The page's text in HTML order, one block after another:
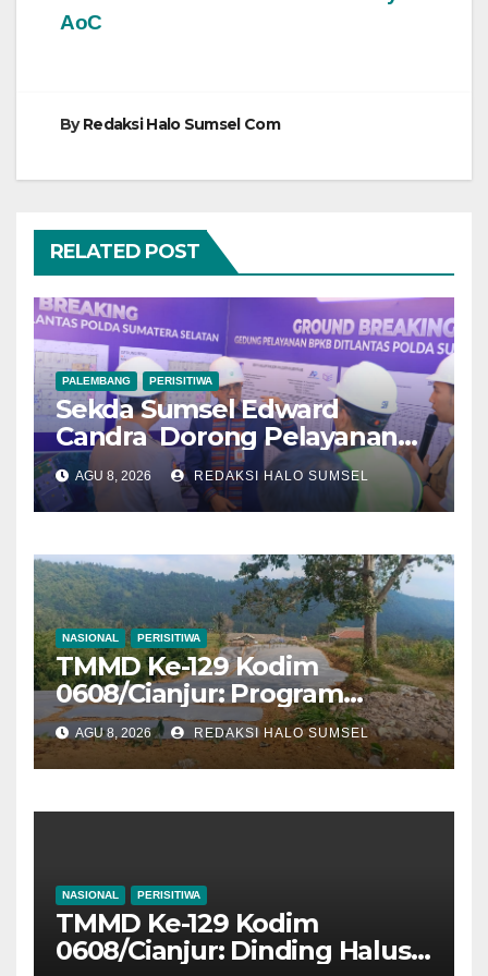
AoC
ByRedaksi Halo Sumsel Com
RELATED POST
PALEMBANG PERISITIWA
Sekda Sumsel Edward
Candra Dorong Pelayanan
Masyarakat Makin Modern
AGU 8, 2026 REDAKSI HALO SUMSEL
NASIONAL PERISITIWA
TMMD Ke-129 Kodim
0608/Cianjur: Program
Ketahanan Pangan 1 Hektar
Tuntas 100 Persen, Warga
Mekarmukti Kini Punya
AGU 8, 2026 REDAKSI HALO SUMSEL
NASIONAL PERISITIWA
TMMD Ke-129 Kodim
0608/Cianjur: Dinding Halus